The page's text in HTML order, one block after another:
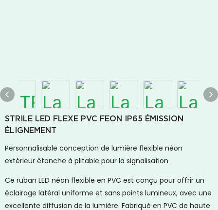
STRILE LED FLEXE PVC FEON IP65 ÉMISSION
ÉLIGNEMENT
Personnalisable conception de lumière flexible néon
extérieur étanche à plitable pour la signalisation
Ce ruban LED néon flexible en PVC est conçu pour offrir un
éclairage latéral uniforme et sans points lumineux, avec une
excellente diffusion de la lumière. Fabriqué en PVC de haute